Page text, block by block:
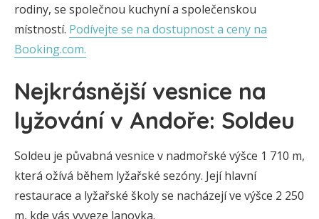
rodiny, se společnou kuchyní a společenskou
místností. Podívejte se na dostupnost a ceny na
Booking.com.
Nejkrásnější vesnice na
lyžování v Andoře: Soldeu
Soldeu je půvabná vesnice v nadmořské výšce 1 710 m,
která ožívá během lyžařské sezóny. Její hlavní
restaurace a lyžařské školy se nacházejí ve výšce 2 250
m, kde vás vyveze lanovka.